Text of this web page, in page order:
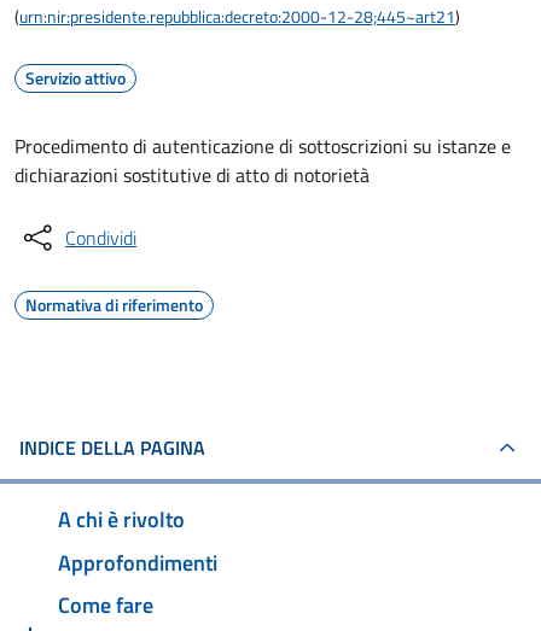
(urn:nir:presidente.repubblica:decreto:2000-12-28;445~art21)
Servizio attivo
Procedimento di autenticazione di sottoscrizioni su istanze e
dichiarazioni sostitutive di atto di notorietà
Condividi
Normativa di riferimento
INDICE DELLA PAGINA
A chi è rivolto
Approfondimenti
Come fare